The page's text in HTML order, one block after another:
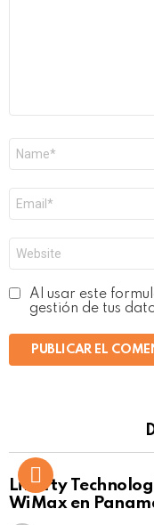
electrónico
*
Al usar este
gestión de tus
Liberty
WiMax en